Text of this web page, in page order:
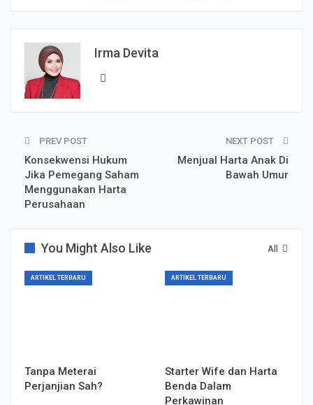
Irma Devita
PREV POST
Konsekwensi Hukum
Jika Pemegang Saham
Menggunakan Harta
Perusahaan
NEXT POST
Menjual Harta Anak Di
Bawah Umur
All
You Might Also Like
ARTIKEL TERBARU
Tanpa Meterai
Perjanjian Sah?
ARTIKEL TERBARU
Starter Wife dan Harta
Benda Dalam
Perkawinan